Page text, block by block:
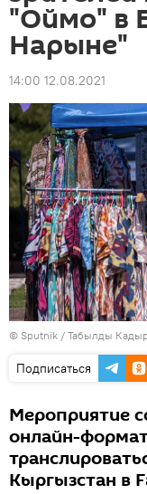
"Оймо" в
Нарыне"
14:00 12.08.2021
© Sputnik / Табылды
Подписаться
Мероприятие
онлайн-
Кыргызстан в